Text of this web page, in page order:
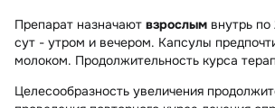
Препарат назначают взрослым внутрь
сут - утром и вечером. Капсулы
молоком. Продолжительность курса
Целесообразность увеличения